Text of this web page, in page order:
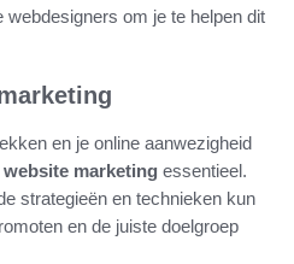
webdesigners om je te helpen dit
en je online aanwezigheid
website marketing essentieel.
strategieën en technieken kun
en de juiste doelgroep